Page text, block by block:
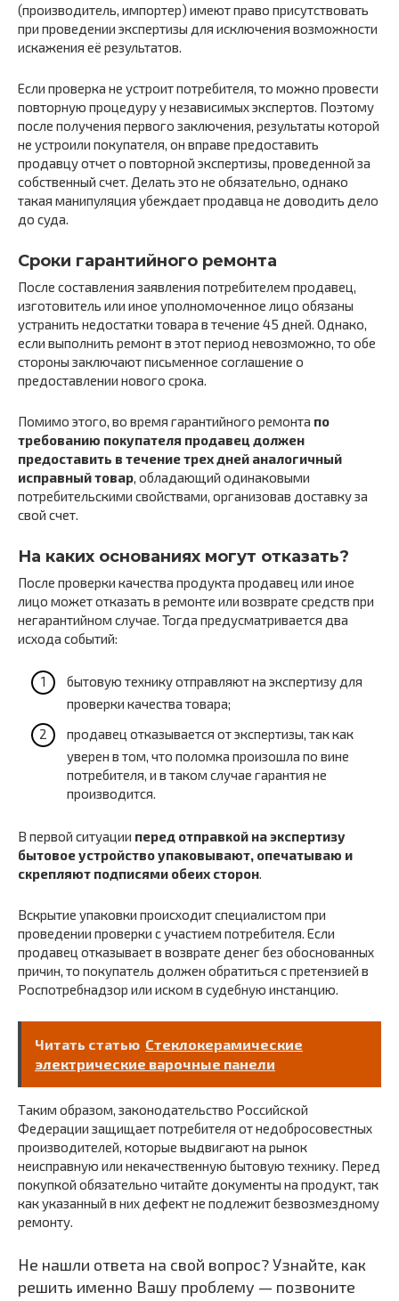
(производитель, импортер) имеют право присутствовать
при проведении экспертизы для исключения возможности
искажения её результатов.
Если проверка не устроит потребителя, то можно провести
повторную процедуру у независимых экспертов. Поэтому
после получения первого заключения, результаты которой
не устроили покупателя, он вправе предоставить
продавцу отчет о повторной экспертизы, проведенной за
собственный счет. Делать это не обязательно, однако
такая манипуляция убеждает продавца не доводить дело
до суда.
Сроки гарантийного ремонта
После составления заявления потребителем продавец,
изготовитель или иное уполномоченное лицо обязаны
устранить недостатки товара в течение 45 дней. Однако,
если выполнить ремонт в этот период невозможно, то обе
стороны заключают письменное соглашение о
предоставлении нового срока.
Помимо этого, во время гарантийного ремонта по
требованию покупателя продавец должен
предоставить в течение трех дней аналогичный
исправный товар, обладающий одинаковыми
потребительскими свойствами, организовав доставку за
свой счет.
На каких основаниях могут отказать?
После проверки качества продукта продавец или иное
лицо может отказать в ремонте или возврате средств при
негарантийном случае. Тогда предусматривается два
исхода событий:
бытовую технику отправляют на экспертизу для
проверки качества товара;
продавец отказывается от экспертизы, так как
уверен в том, что поломка произошла по вине
потребителя, и в таком случае гарантия не
производится.
В первой ситуации перед отправкой на экспертизу
бытовое устройство упаковывают, опечатываю и
скрепляют подписями обеих сторон.
Вскрытие упаковки происходит специалистом при
проведении проверки с участием потребителя. Если
продавец отказывает в возврате денег без обоснованных
причин, то покупатель должен обратиться с претензией в
Роспотребнадзор или иском в судебную инстанцию.
Читать статью Стеклокерамические
электрические варочные панели
Таким образом, законодательство Российской
Федерации защищает потребителя от недобросовестных
производителей, которые выдвигают на рынок
неисправную или некачественную бытовую технику. Перед
покупкой обязательно читайте документы на продукт, так
как указанный в них дефект не подлежит безвозмездному
ремонту.
Не нашли ответа на свой вопрос? Узнайте, как
решить именно Вашу проблему — позвоните